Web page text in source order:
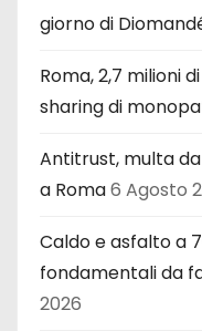
giorno di
Roma, 2,7 milioni
sharing di
Antitrust, multa da
a Roma6 Agosto
Caldo e asfalto a
fondamentali da
2026